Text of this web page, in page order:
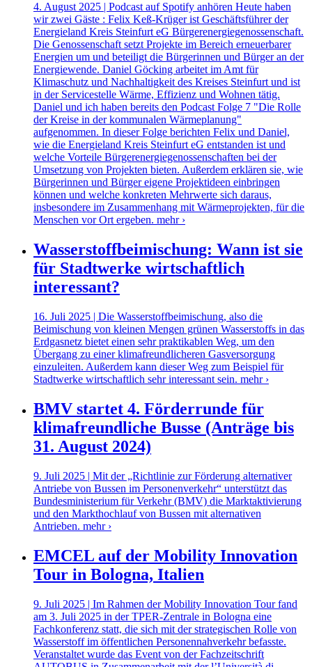
4. August 2025 | Podcast auf Spotify anhören Heute haben
wir zwei Gäste : Felix Keß-Krüger ist Geschäftsführer der
Energieland Kreis Steinfurt eG Bürgerenergiegenossenschaft.
Die Genossenschaft setzt Projekte im Bereich erneuerbarer
Energien um und beteiligt die Bürgerinnen und Bürger an der
Energiewende. Daniel Göcking arbeitet im Amt für
Klimaschutz und Nachhaltigkeit des Kreises Steinfurt und ist
in der Servicestelle Wärme, Effizienz und Wohnen tätig.
Daniel und ich haben bereits den Podcast Folge 7 "Die Rolle
der Kreise in der kommunalen Wärmeplanung"
aufgenommen. In dieser Folge berichten Felix und Daniel,
wie die Energieland Kreis Steinfurt eG entstanden ist und
welche Vorteile Bürgerenergiegenossenschaften bei der
Umsetzung von Projekten bieten. Außerdem erklären sie, wie
Bürgerinnen und Bürger eigene Projektideen einbringen
können und welche konkreten Mehrwerte sich daraus,
insbesondere im Zusammenhang mit Wärmeprojekten, für die
Menschen vor Ort ergeben. mehr ›
Wasserstoffbeimischung: Wann ist sie
für Stadtwerke wirtschaftlich
interessant?
16. Juli 2025 | Die Wasserstoffbeimischung, also die
Beimischung von kleinen Mengen grünen Wasserstoffs in das
Erdgasnetz bietet einen sehr praktikablen Weg, um den
Übergang zu einer klimafreundlicheren Gasversorgung
einzuleiten. Außerdem kann dieser Weg zum Beispiel für
Stadtwerke wirtschaftlich sehr interessant sein. mehr ›
BMV startet 4. Förderrunde für
klimafreundliche Busse (Anträge bis
31. August 2024)
9. Juli 2025 | Mit der „Richtlinie zur Förderung alternativer
Antriebe von Bussen im Personenverkehr“ unterstützt das
Bundesministerium für Verkehr (BMV) die Marktaktivierung
und den Markthochlauf von Bussen mit alternativen
Antrieben. mehr ›
EMCEL auf der Mobility Innovation
Tour in Bologna, Italien
9. Juli 2025 | Im Rahmen der Mobility Innovation Tour fand
am 3. Juli 2025 in der TPER-Zentrale in Bologna eine
Fachkonferenz statt, die sich mit der strategischen Rolle von
Wasserstoff im öffentlichen Personennahverkehr befasste.
Veranstaltet wurde das Event von der Fachzeitschrift